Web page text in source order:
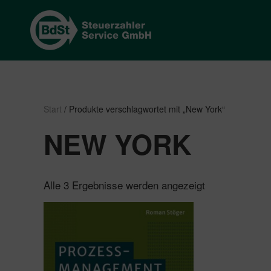
Start / Produkte verschlagwortet mit „New York“
NEW YORK
Alle 3 Ergebnisse werden angezeigt